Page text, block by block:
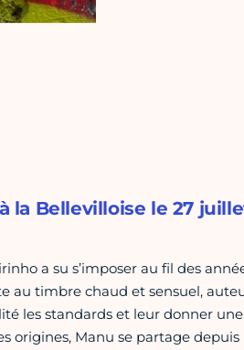
la Bellevilloise le 27
a su s’imposer au fil des
au timbre chaud et sensuel,
les standards et leur donner
Manu se partage depuis